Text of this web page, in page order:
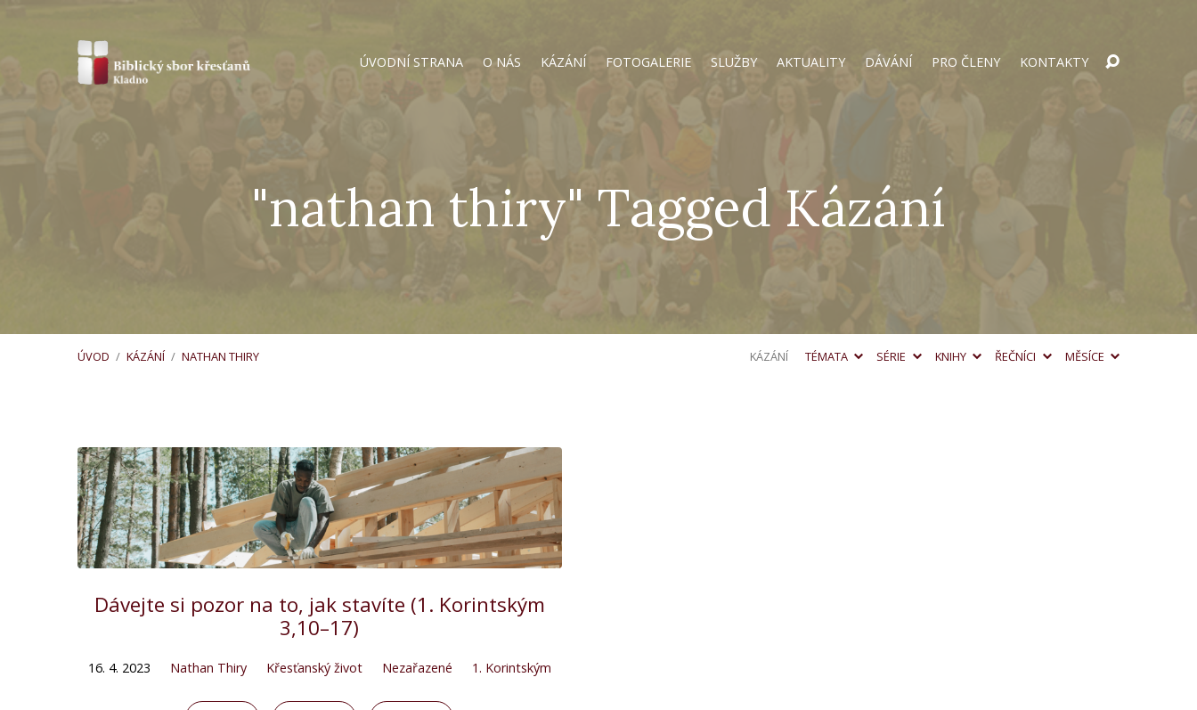
ÚVODNÍ STRANA O NÁS KÁZÁNÍ FOTOGALERIE SLUŽBY AKTUALITY DÁVÁNÍ PRO ČLENY KONTAKTY
"nathan thiry" Tagged Kázání
ÚVOD / KÁZÁNÍ / NATHAN THIRY KÁZÁNÍ TÉMATA SÉRIE KNIHY ŘEČNÍCI MĚSÍCE
"nathan
thiry"
Tagged
Kázání
Dávejte si pozor na to, jak stavíte (1. Korintským
3,10–17)
16. 4. 2023 Nathan Thiry Křesťanský život Nezařazené 1. Korintským